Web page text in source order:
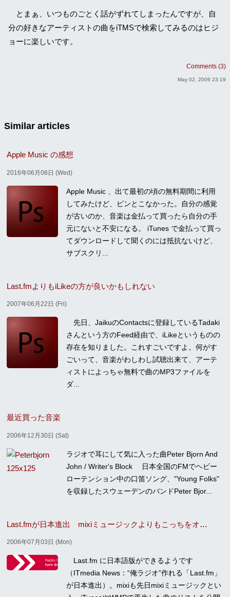
とまぁ、いつものごとく話がずれてしまったんですが、自
分の好きなアーティストの曲をiTMSで検索してみるのはヒジ
ョーに楽しいです。
Comments (3)
May 02, 2006 23:19
Similar articles
Apple Music の感想
2016年06月08日 (Wed)
Apple Music 、出て最初の頃の無料期間に利用
してみたけど、ピンとこなかった。自分の感覚
が古いのか、音楽は金払って買ったら自分の手
元にないと不安になる。 iTunes で金払って買っ
てダウンロードして聞くのには抵抗ないけど、
サブスクリ...
Last.fmよりもiLikeの方が良いかもしれない
2007年06月22日 (Fri)
先日、JaikuのContactsに登録しているTadaki
さんという方のFeed経由で、iLikeというものの
存在を知りました。これすごいですよ。何がす
ごいって、音楽がわしわし試聴出来て、アーテ
ィストによっちゃ無料で曲のMP3ファイルを
ダ...
最近買った音楽
2006年12月30日 (Sat)
ラジオで耳にして気に入った曲Peter Bjorn And
John / Writer's Block 日本全国のFMでヘビー
ローテンション中の口笛ソング、"Young Folks"
を収録したスウェーデンのバンドPeter Bjor...
Last.fmが日本進出 mixiミュージックよりもこっちをオススメ
2006年07月03日 (Mon)
Last.fm に日本語版ができるようです
（ITmedia News：“俺ラジオ”作れる「Last.fm」
が日本進出）。mixiも先日mixiミュージックとい